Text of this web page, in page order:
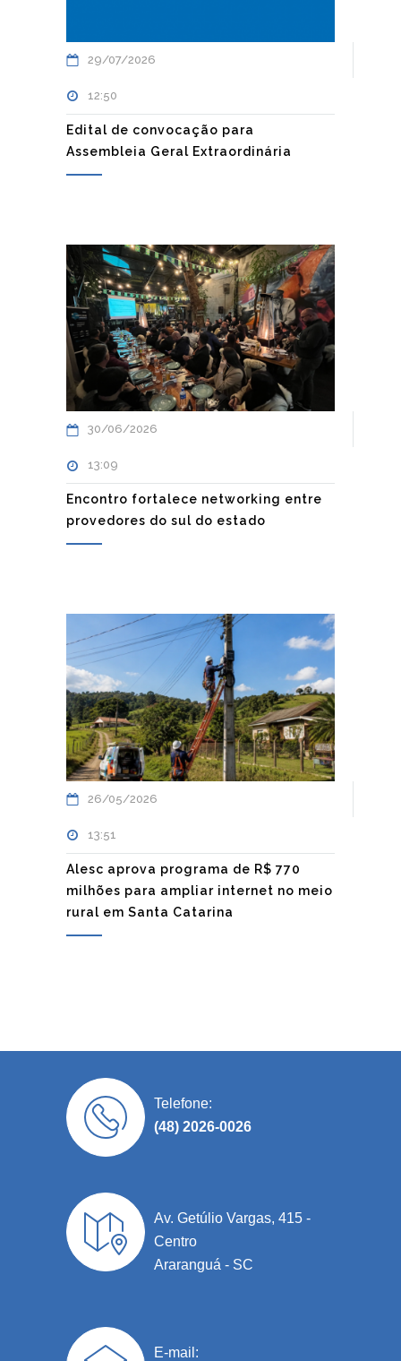
29/07/2026
12:50
Edital de convocação para
Assembleia Geral Extraordinária
30/06/2026
13:09
Encontro fortalece networking entre
provedores do sul do estado
26/05/2026
13:51
Alesc aprova programa de R$ 770
milhões para ampliar internet no meio
rural em Santa Catarina
Telefone:
(48) 2026-0026
Av. Getúlio Vargas, 415 -
Centro
Araranguá - SC
E-mail: